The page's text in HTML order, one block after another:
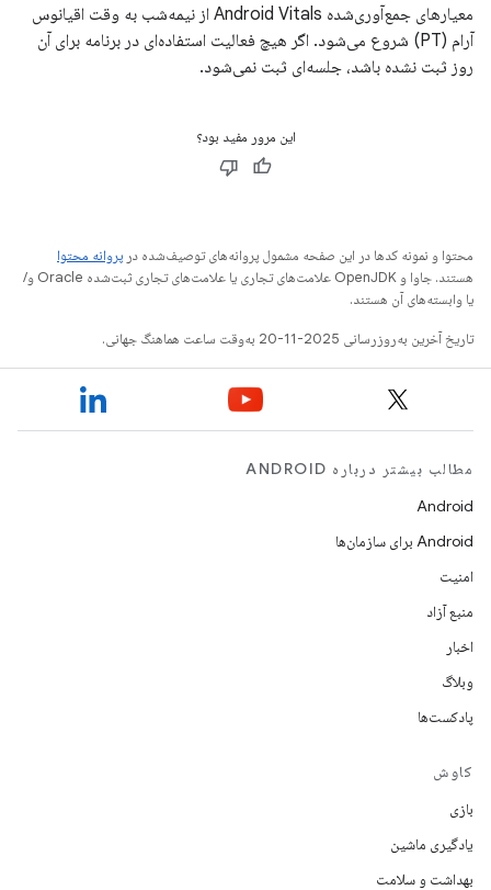
معیارهای جمع‌آوری‌شده Android Vitals از نیمه‌شب به وقت اقیانوس
آرام (PT) شروع می‌شود. اگر هیچ فعالیت استفاده‌ای در برنامه برای آن
روز ثبت نشده باشد، جلسه‌ای ثبت نمی‌شود.
این مرور مفید بود؟
محتوا و نمونه کدها در این صفحه مشمول پروانه‌های توصیف‌شده در پروانه محتوا
هستند. جاوا و OpenJDK علامت‌های تجاری یا علامت‌های تجاری ثبت‌شده Oracle و/
یا وابسته‌های آن هستند.
تاریخ آخرین به‌روزرسانی 2025-11-20 به‌وقت ساعت هماهنگ جهانی.
مطالب بیشتر درباره ANDROID
Android
Android برای سازمان‌ها
امنیت
منبع آزاد
اخبار
وبلاگ
پادکست‌ها
کاوش
بازی
یادگیری ماشین
بهداشت و سلامت